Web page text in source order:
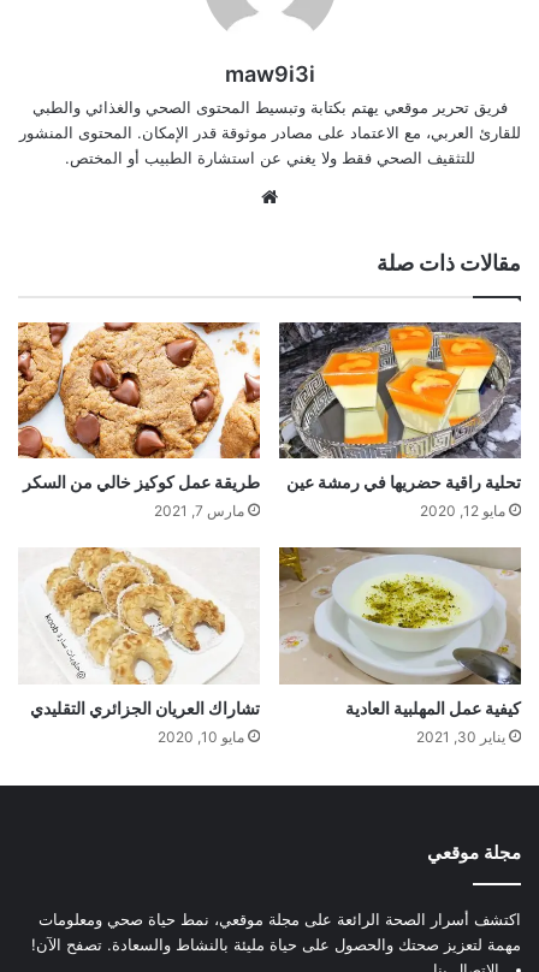
maw9i3i
فريق تحرير موقعي يهتم بكتابة وتبسيط المحتوى الصحي والغذائي والطبي
للقارئ العربي، مع الاعتماد على مصادر موثوقة قدر الإمكان. المحتوى المنشور
للتثقيف الصحي فقط ولا يغني عن استشارة الطبيب أو المختص.
مقالات ذات صلة
تحلية راقية حضريها في رمشة عين
مايو 12, 2020
طريقة عمل كوكيز خالي من السكر
مارس 7, 2021
كيفية عمل المهلبية العادية
يناير 30, 2021
تشاراك العريان الجزائري التقليدي
مايو 10, 2020
مجلة موقعي
اكتشف أسرار الصحة الرائعة على مجلة موقعي، نمط حياة صحي ومعلومات
مهمة لتعزيز صحتك والحصول على حياة مليئة بالنشاط والسعادة. تصفح الآن!